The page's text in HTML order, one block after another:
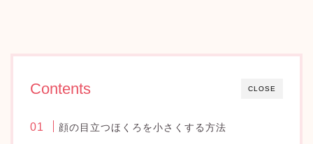
CLOSE
Contents
顔の目立つほくろを小さくする方法